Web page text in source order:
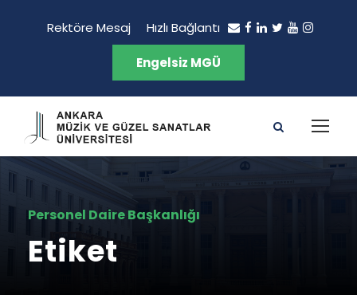
Rektöre Mesaj Hızlı Bağlantı
Engelsiz MGÜ
Personel Daire Başkanlığı
Etiket